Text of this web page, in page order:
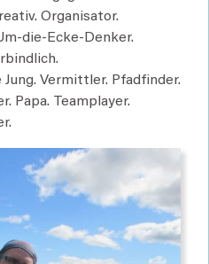
Organisator.
die-Ecke-Denker.
Vermittler. Pfadfinder.
Papa. Teamplayer.